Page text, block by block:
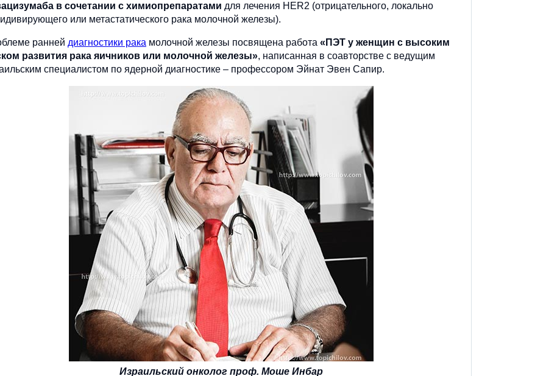
в сочетании с химиопрепаратами для лечения HER2 (отрицательного, локально
или метастатического рака молочной железы).
ранней диагностики рака молочной железы посвящена работа «ПЭТ у женщин с высоким
развития рака яичников или молочной железы», написанная в соавторстве с ведущим
специалистом по ядерной диагностике – профессором Эйнат Эвен Сапир.
Израильский онколог проф. Моше Инбар